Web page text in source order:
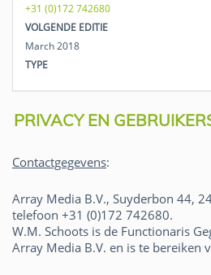
+31 (0)172 742680
VOLGENDE EDITIE
March 2018
TYPE
PRIVACY EN
Contactgegevens:
Array Media B.V., Suyderbon 44,
telefoon +31 (0)172 742680.
W.M. Schoots is de Functionaris
Array Media B.V. en is te bereiken